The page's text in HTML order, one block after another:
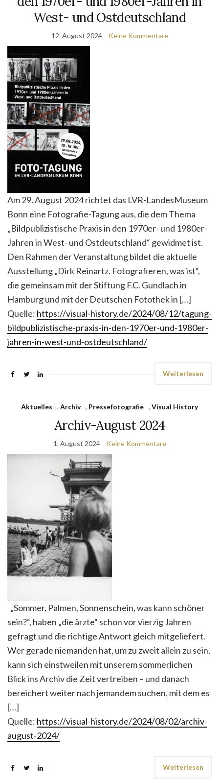
West- und Ostdeutschland
12. August 2024 Keine Kommentare
Am 29. August 2024 richtet das LVR-LandesMuseum
Bonn eine Fotografie-Tagung aus, die dem Thema
„Bildpublizistische Praxis in den 1970er- und 1980er-
Jahren in West- und Ostdeutschland“ gewidmet ist.
Den Rahmen der Veranstaltung bildet die aktuelle
Ausstellung „Dirk Reinartz. Fotografieren, was ist“,
die gemeinsam mit der Stiftung F.C. Gundlach in
Hamburg und mit der Deutschen Fotothek in […]
Quelle: https://visual-history.de/2024/08/12/tagung-
bildpublizistische-praxis-in-den-1970er-und-1980er-
jahren-in-west-und-ostdeutschland/
Weiterlesen
Aktuelles , Archiv , Pressefotografie , Visual History
Archiv-August 2024
1. August 2024 Keine Kommentare
„Sommer, Palmen, Sonnenschein, was kann schöner
sein?“, haben „die ärzte“ schon vor vierzig Jahren
gefragt und die richtige Antwort gleich mitgeliefert.
Wer gerade niemanden hat, um zu zweit allein zu sein,
kann sich einstweilen mit unserem sommerlichen
Blick ins Archiv die Zeit vertreiben – und danach
bereichert weiter nach jemandem suchen, mit dem es
[…]
Quelle: https://visual-history.de/2024/08/02/archiv-
august-2024/
Weiterlesen